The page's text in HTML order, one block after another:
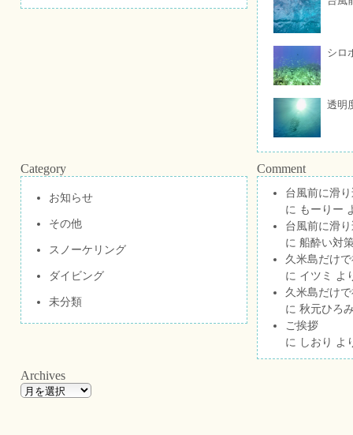
シロ
透明
Category
お知らせ
その他
スノーケリング
ダイビング
未分類
Comment
台風前に滑
に もーりー
台風前に滑
に 船酔い対
久米島だけ
に イツミ
よ
久米島だけ
に 秋元ひろ
ご挨拶
に しおり よ
Archives